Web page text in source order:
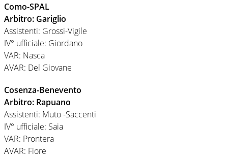
Como-SPAL
Arbitro: Gariglio
Assistenti: Grossi-Vigile
IV° ufficiale: Giordano
VAR: Nasca
AVAR: Del Giovane
Cosenza-Benevento
Arbitro: Rapuano
Assistenti: Muto -Saccenti
IV° ufficiale: Saia
VAR: Prontera
AVAR: Fiore